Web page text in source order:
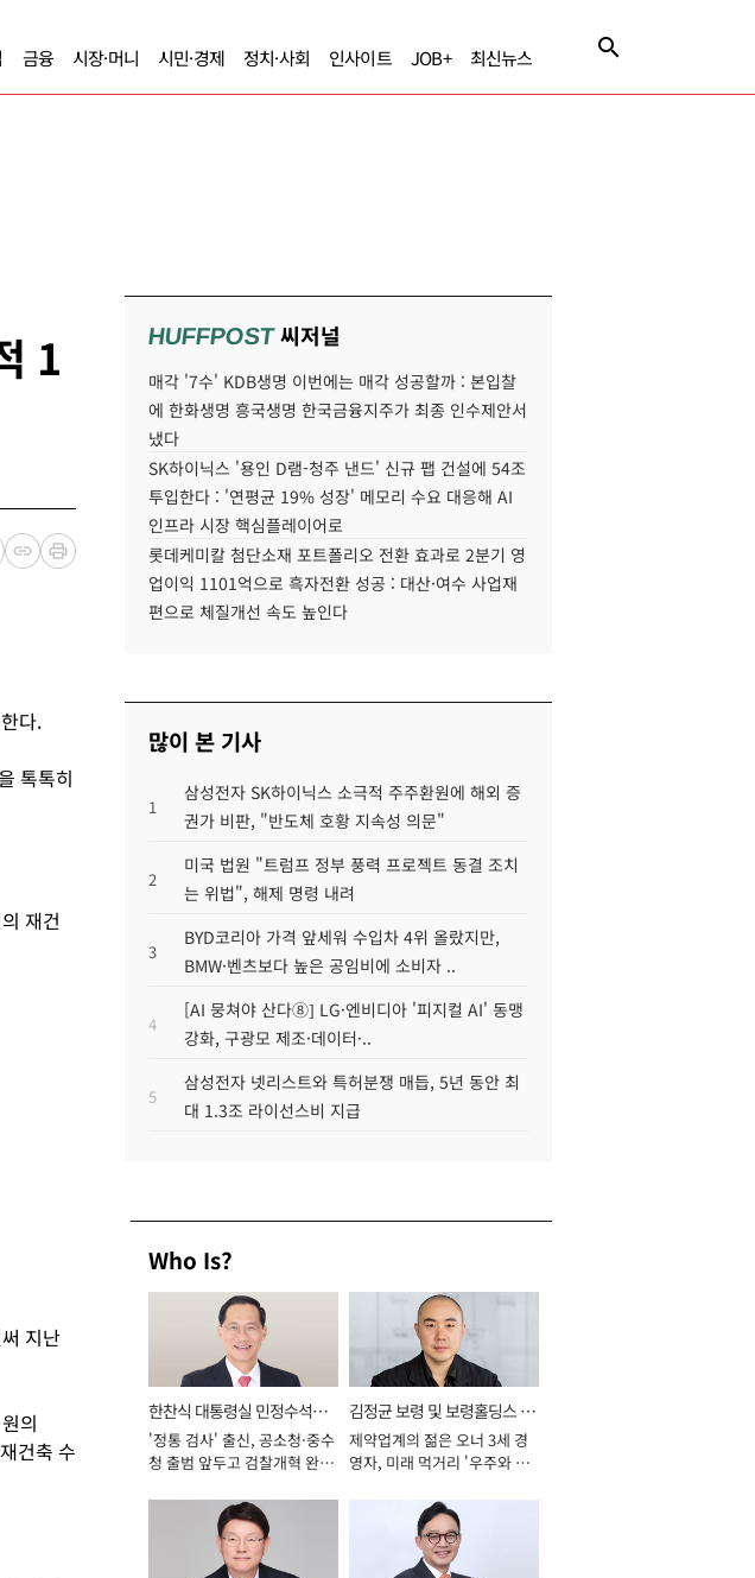
금융 시장·머니 시민·경제 정치·사회 인사이트 JOB+ 최신뉴스
1
다.
톡톡히
재건
지난
의
건축 수
HUFFPOST씨저널
매각 '7수' KDB생명 이번에는 매각 성공할까 : 본입찰
에 한화생명 흥국생명 한국금융지주가 최종 인수제안서
냈다
SK하이닉스 '용인 D램-청주 낸드' 신규 팹 건설에 54조
투입한다 : '연평균 19% 성장' 메모리 수요 대응해 AI
인프라 시장 핵심플레이어로
롯데케미칼 첨단소재 포트폴리오 전환 효과로 2분기 영
업이익 1101억으로 흑자전환 성공 : 대산·여수 사업재
편으로 체질개선 속도 높인다
많이 본 기사
1
삼성전자 SK하이닉스 소극적 주주환원에 해외 증
권가 비판, "반도체 호황 지속성 의문"
2
미국 법원 "트럼프 정부 풍력 프로젝트 동결 조치
는 위법", 해제 명령 내려
3
BYD코리아 가격 앞세워 수입차 4위 올랐지만,
BMW·벤츠보다 높은 공임비에 소비자 ..
4
[AI 뭉쳐야 산다⑧] LG·엔비디아 '피지컬 AI' 동맹
강화, 구광모 제조·데이터·..
5
삼성전자 넷리스트와 특허분쟁 매듭, 5년 동안 최
대 1.3조 라이선스비 지급
Who Is?
한찬식 대통령실 민정수석비
서관
'정통 검사' 출신, 공소청·중수
청 출범 앞두고 검찰개혁 완수
김정균 보령 및 보령홀딩스 대
표이사 사장
제약업계의 젊은 오너 3세 경
영자, 미래 먹거리 '우주와 헬